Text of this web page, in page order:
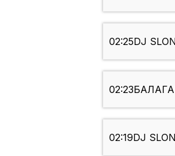
02:25DJ
02:23
02:19DJ